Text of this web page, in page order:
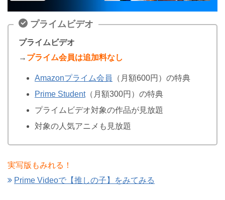
プライムビデオ
プライムビデオ
→ プライム会員は追加料なし
Amazonプライム会員
（月額600円）の特典
Prime Student（月額300円）の特典
プライムビデオ対象の作品が見放題
対象の人気アニメも見放題
実写版もみれる！
Prime Videoで【推しの子】をみてみる